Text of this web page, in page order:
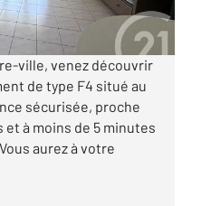
ville, venez découvrir
de type F4 situé au
sécurisée, proche
à moins de 5 minutes
aurez à votre